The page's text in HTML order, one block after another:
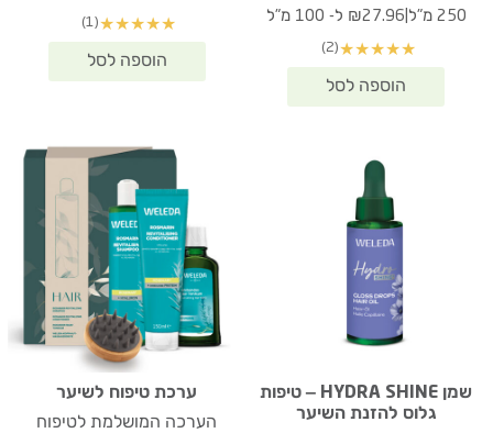
250 מ"ל ₪27.96 ל- 100 מ"ל
★
★
★
★
★
(2)
★
★
★
★
★
(1)
שמן HYDRA SHINE – טיפות
גלוס להזנת השיער
ערכת טיפוח לשיער
הערכה המושלמת לטיפוח